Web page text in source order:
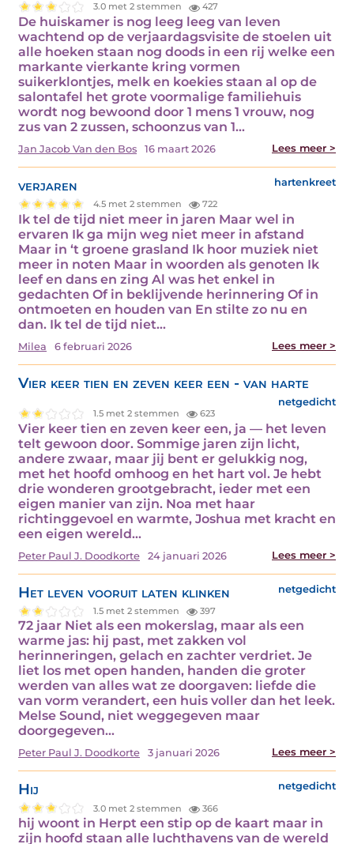
3.0 met 2 stemmen 427
De huiskamer is nog leeg leeg van leven
wachtend op de verjaardagsvisite de stoelen uit
alle hoeken staan nog doods in een rij welke een
markante vierkante kring vormen
suikerklontjes, melk en koekies staan al op de
salontafel het grote voormalige familiehuis
wordt nog bewoond door 1 mens 1 vrouw, nog
zus van 2 zussen, schoonzus van 1…
Jan Jacob Van den Bos 16 maart 2026 Lees meer >
verjaren hartenkreet
4.5 met 2 stemmen 722
Ik tel de tijd niet meer in jaren Maar wel in
ervaren Ik ga mijn weg niet meer in afstand
Maar in ‘t groene grasland Ik hoor muziek niet
meer in noten Maar in woorden als genoten Ik
leef en dans en zing Al was het enkel in
gedachten Of in beklijvende herinnering Of in
ontmoeten en houden van En stilte zo nu en
dan. Ik tel de tijd niet…
Milea 6 februari 2026 Lees meer >
Vier keer tien en zeven keer een - van harte
netgedicht
1.5 met 2 stemmen 623
Vier keer tien en zeven keer een, ja — het leven
telt gewoon door. Sommige jaren zijn licht,
andere zwaar, maar jij bent er gelukkig nog,
met het hoofd omhoog en het hart vol. Je hebt
drie wonderen grootgebracht, ieder met een
eigen manier van zijn. Noa met haar
richtinggevoel en warmte, Joshua met kracht en
een eigen wereld…
Peter Paul J. Doodkorte 24 januari 2026 Lees meer >
Het leven vooruit laten klinken netgedicht
1.5 met 2 stemmen 397
72 jaar Niet als een mokerslag, maar als een
warme jas: hij past, met zakken vol
herinneringen, gelach en zachter verdriet. Je
liet los met open handen, handen die groter
werden van alles wat ze doorgaven: liefde die
van vorm verandert, een huis voller dan het leek.
Melse Sound, niet weggegeven maar
doorgegeven…
Peter Paul J. Doodkorte 3 januari 2026 Lees meer >
Hij netgedicht
3.0 met 2 stemmen 366
hij woont in Herpt een stip op de kaart maar in
zijn hoofd staan alle luchthavens van de wereld